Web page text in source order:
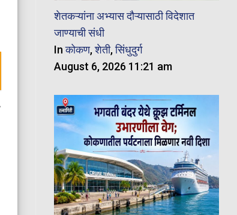
शेतकऱ्यांना अभ्यास दौऱ्यासाठी विदेशात
जाण्याची संधी
Inकोकण,शेती,सिंधुदुर्ग
August 6, 2026 11:21 am